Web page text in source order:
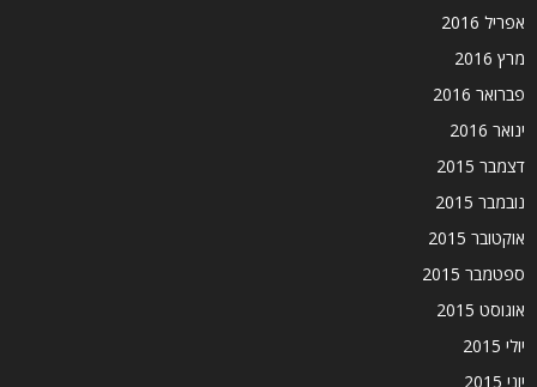
אפריל 2016
מרץ 2016
פברואר 2016
ינואר 2016
דצמבר 2015
נובמבר 2015
אוקטובר 2015
ספטמבר 2015
אוגוסט 2015
יולי 2015
יוני 2015